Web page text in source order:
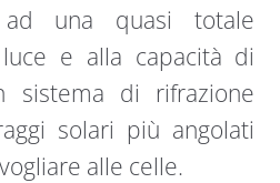
ad una quasi totale
e alla capacità di
sistema di rifrazione
solari più angolati
alle celle.